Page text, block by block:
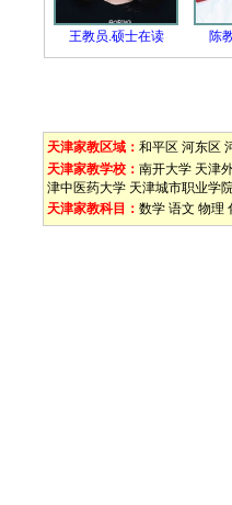
王教员.硕士在读 陈
天津家教区域： 和平区 河东区
天津家教学校： 南开大学 天津
津中医药大学 天津城市职业学
天津家教科目： 数学 语文 物理